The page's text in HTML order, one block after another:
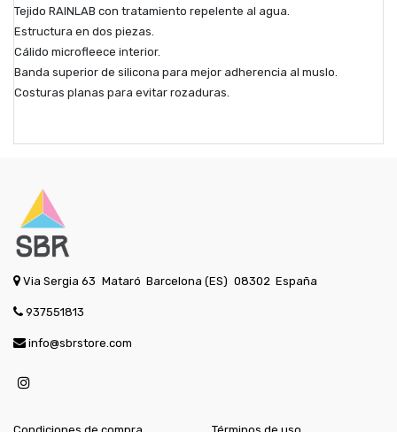
Tejido RAINLAB con tratamiento repelente al agua.
Estructura en dos piezas.
Cálido microfleece interior.
Banda superior de silicona para mejor adherencia al muslo.
Costuras planas para evitar rozaduras.
Via Sergia 63 Mataró Barcelona (ES) 08302 España
937551813
info@sbrstore.com